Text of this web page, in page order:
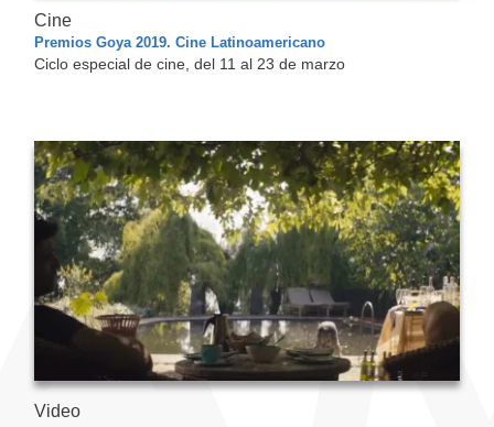
Cine
Premios Goya 2019. Cine Latinoamericano
Ciclo especial de cine, del 11 al 23 de marzo
Video